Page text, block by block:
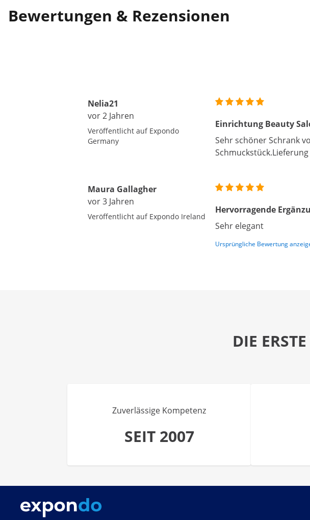
Bewertungen & Rezensionen
Nelia21
vor 2 Jahren
Veröffentlicht auf Expondo
Germany
Einrichtung Beauty
Sehr schöner Schrank
Maura Gallagher
vor 3 Jahren
Veröffentlicht auf Expondo Ireland
Hervorragende
Sehr elegant
Ursprüngliche Bewertung
DIE
Zuverlässige Kompetenz
SEIT 2007